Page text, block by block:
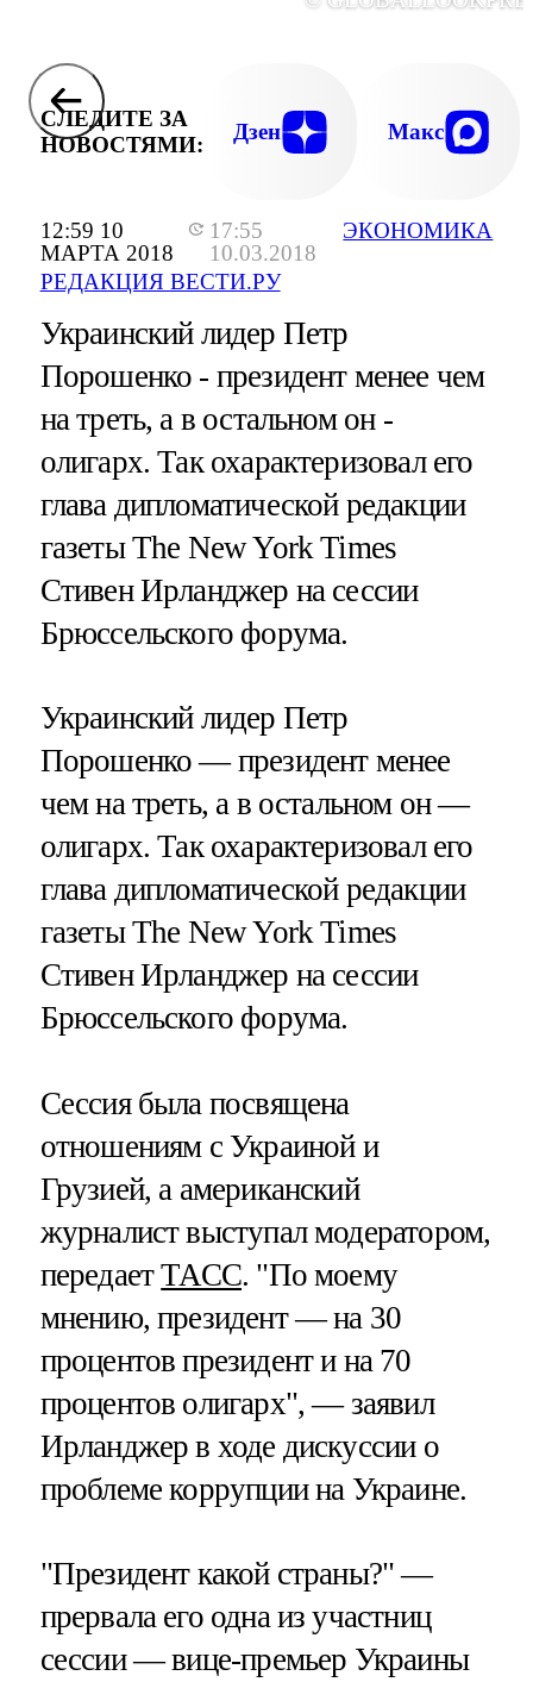
12:59 10
МАРТА 2018
17:55
10.03.2018
РЕДАКЦИЯ ВЕСТИ.РУ
ЭКОНОМИКА
СЛЕДИТЕ ЗА
НОВОСТЯМИ:
Дзен Макс
Украинский лидер Петр
Порошенко - президент менее чем
на треть, а в остальном он -
олигарх. Так охарактеризовал его
глава дипломатической редакции
газеты The New York Times
Стивен Ирланджер на сессии
Брюссельского форума.
Украинский лидер Петр
Порошенко — президент менее
чем на треть, а в остальном он —
олигарх. Так охарактеризовал его
глава дипломатической редакции
газеты The New York Times
Стивен Ирланджер на сессии
Брюссельского форума.
Сессия была посвящена
отношениям с Украиной и
Грузией, а американский
журналист выступал модератором,
передаетТАСС. "По моему
мнению, президент — на 30
процентов президент и на 70
процентов олигарх", — заявил
Ирланджер в ходе дискуссии о
проблеме коррупции на Украине.
"Президент какой страны?" —
прервала его одна из участниц
сессии — вице-премьер Украины